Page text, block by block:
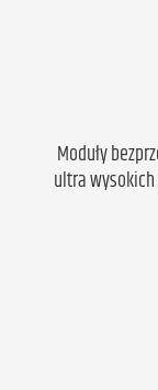
Moduły
ultra